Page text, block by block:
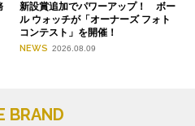
新設賞追加でパワーアップ！ ボー
ル ウォッチが「オーナーズ フォト
コンテスト」を開催！
NEWS 2026.08.09
BRAND